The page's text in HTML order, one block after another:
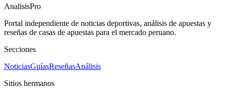
AnalisisPro
Portal independiente de noticias deportivas, análisis de apuestas y
reseñas de casas de apuestas para el mercado peruano.
Secciones
NoticiasGuíasReseñasAnálisis
Sitios hermanos